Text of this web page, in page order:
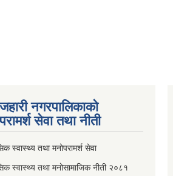
नगरपालिकाको
सेवा तथा नीती
स्वास्थ्य तथा मनोपरामर्श सेवा
स्वास्थ्य तथा मनोसामाजिक नीती २०८१